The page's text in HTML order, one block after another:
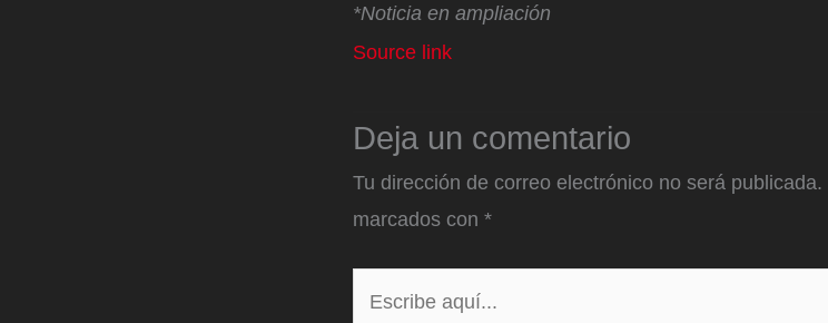
*Noticia en ampliación
Source link
Deja un comentario
Tu dirección de correo electrónico no será publicada.
marcados con *